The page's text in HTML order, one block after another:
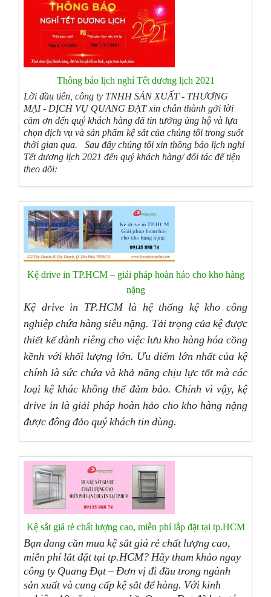
Thông báo lịch nghỉ Tết dương lịch 2021
Lời đầu tiên, công ty TNHH SẢN XUẤT - THƯƠNG
MẠI - DỊCH VỤ QUANG ĐẠT xin chân thành gởi lời
cảm ơn đến quý khách hàng đã tin tưởng ủng hộ và lựa
chọn dịch vụ và sản phẩm kệ sắt của chúng tôi trong suốt
thời gian qua. Sau đây chúng tôi xin thông báo lịch nghỉ
Tết dương lịch 2021 đến quý khách hàng/ đối tác để tiện
theo dõi:
Kệ drive in TP.HCM – giải pháp hoàn hảo cho kho hàng
nặng
Kệ drive in TP.HCM là hệ thống kệ kho công
nghiệp chứa hàng siêu nặng. Tải trọng của kệ được
thiết kế dành riêng cho việc lưu kho hàng hóa cồng
kềnh với khối lượng lớn. Ưu điểm lớn nhất của kệ
chính là sức chứa và khả năng chịu lực tốt mà các
loại kệ khác không thể đảm bảo. Chính vì vậy, kệ
drive in là giải pháp hoàn hảo cho kho hàng nặng
được đông đảo quý khách tin dùng.
Kệ sắt giá rẻ chất lượng cao, miễn phí lắp đặt tại tp.HCM
Bạn đang cần mua kệ sắt giá rẻ chất lượng cao,
miễn phí lắt đặt tại tp.HCM? Hãy tham khảo ngay
công ty Quang Đạt – Đơn vị đi đầu trong ngành
sản xuất và cung cấp kệ sắt để hàng. Với kinh